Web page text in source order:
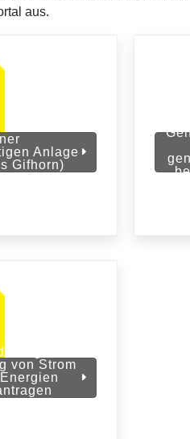
aus.
Anlage
Gifhorn)
einer
von Strom